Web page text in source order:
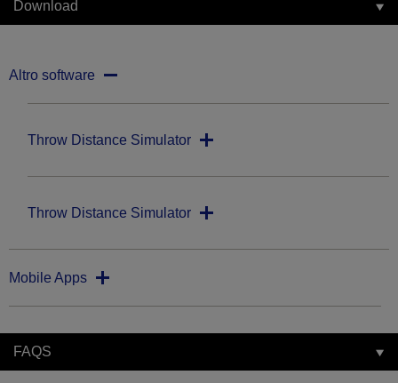
Download
Altro software
Throw Distance Simulator
Throw Distance Simulator
Mobile Apps
FAQS